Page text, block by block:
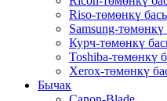
Riso-төмөнкү
Samsung-
Курч-төмөнкү
Toshiba-төмөнкү
Xerox-төмөнкү
Бычак